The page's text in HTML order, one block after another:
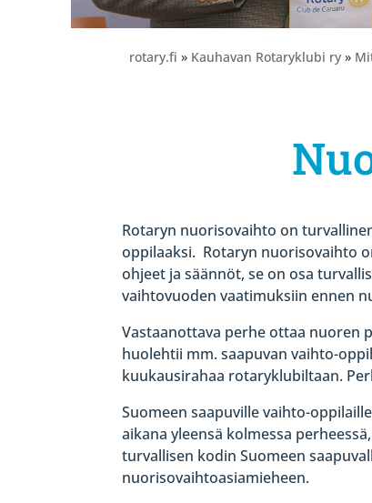
rotary.fi » Kauhavan Rotaryklubi ry »
Rotaryn nuorisovaihto on
oppilaaksi. Rotaryn nuorisovaihto
ohjeet ja säännöt, se on osa
vaihtovuoden vaatimuksiin ennen
Vastaanottava perhe ottaa nuoren
huolehtii mm. saapuvan vaihto-
kuukausirahaa rotaryklubiltaan.
Suomeen saapuville vaihto-
aikana yleensä kolmessa
turvallisen kodin Suomeen
nuorisovaihtoasiamieheen.